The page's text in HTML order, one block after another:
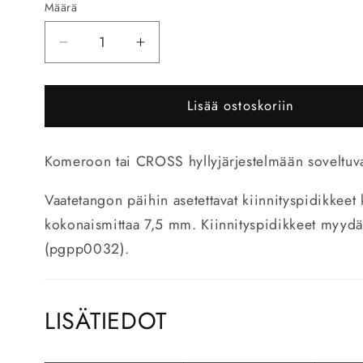
Määrä
Vähennä
tuotteen
Vaatetanko
760mm
Lisää
tuotteen
Vaatetanko
760mm
Lisää ostoskoriin
Komeroon tai CROSS hyllyjärjestelmään
Vaatetangon päihin asetettavat kiinnityspidikkeet
kokonaismittaa 7,5 mm. Kiinnityspidikkeet
(pgpp0032).
LISÄTIEDOT